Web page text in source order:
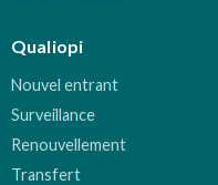
Qualiopi
Nouvel entrant
Surveillance
Renouvellement
Transfert